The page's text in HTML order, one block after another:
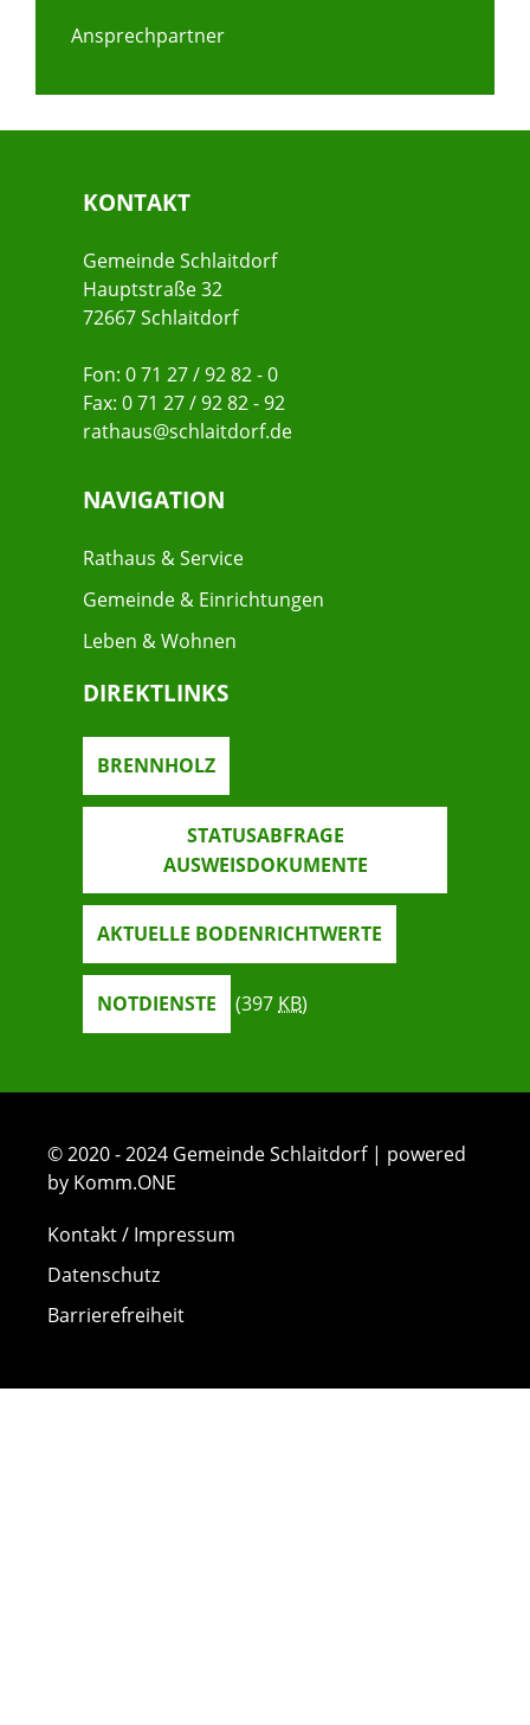
Ansprechpartner
KONTAKT
Gemeinde Schlaitdorf
Hauptstraße 32
72667 Schlaitdorf
Fon: 0 71 27 / 92 82 - 0
Fax: 0 71 27 / 92 82 - 92
rathaus@schlaitdorf.de
NAVIGATION
Rathaus & Service
Gemeinde & Einrichtungen
Leben & Wohnen
DIREKTLINKS
BRENNHOLZ
STATUSABFRAGE
AUSWEISDOKUMENTE
AKTUELLE BODENRICHTWERTE
NOTDIENSTE (397 KB)
© 2020 - 2024 Gemeinde Schlaitdorf | powered
by Komm.ONE
Kontakt / Impressum
Datenschutz
Barrierefreiheit